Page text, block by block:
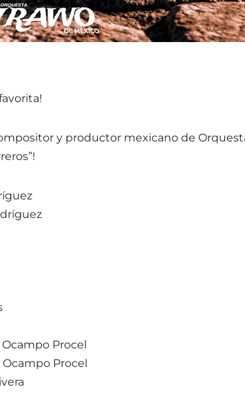
y productor mexicano de
Procel
Procel